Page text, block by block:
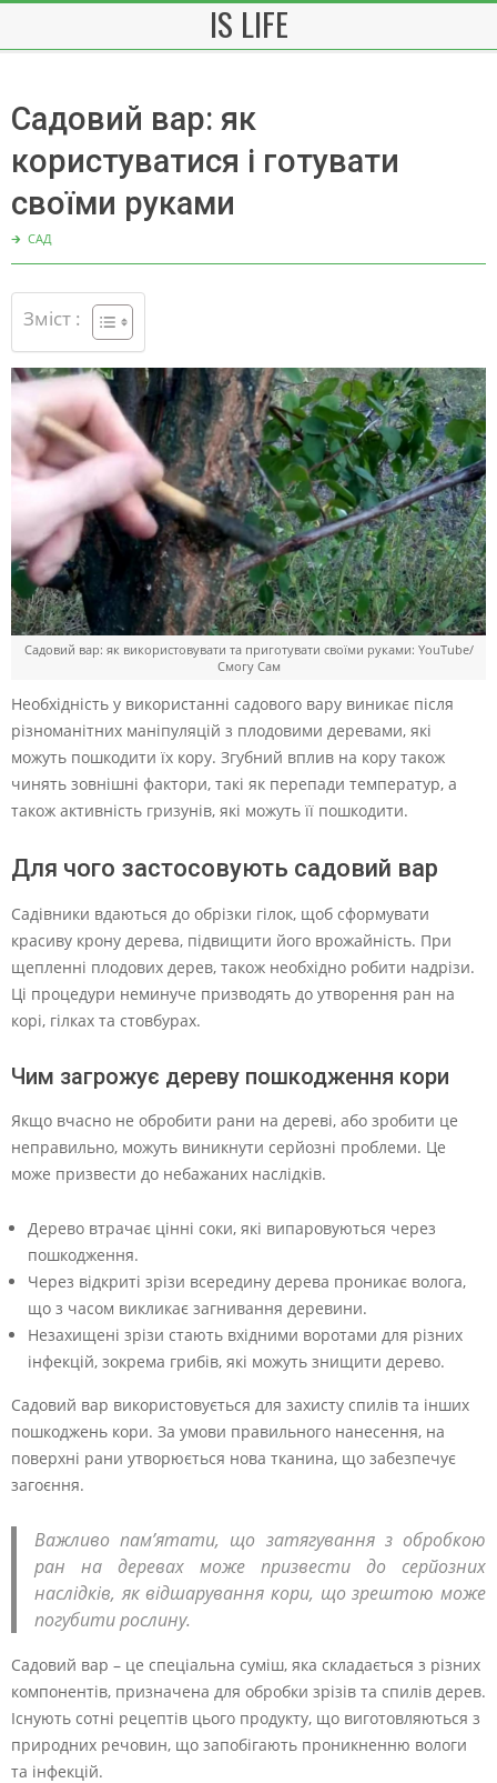
IS LIFE
Садовий вар: як
користуватися і готувати
своїми руками
🡲 САД
Зміст :
Садовий вар: як використовувати та приготувати своїми руками: YouTube/
Смогу Сам
Необхідність у використанні садового вару виникає після
різноманітних маніпуляцій з плодовими деревами, які
можуть пошкодити їх кору. Згубний вплив на кору також
чинять зовнішні фактори, такі як перепади температур, а
також активність гризунів, які можуть її пошкодити.
Для чого застосовують садовий вар
Садівники вдаються до обрізки гілок, щоб сформувати
красиву крону дерева, підвищити його врожайність. При
щепленні плодових дерев, також необхідно робити надрізи.
Ці процедури неминуче призводять до утворення ран на
корі, гілках та стовбурах.
Чим загрожує дереву пошкодження кори
Якщо вчасно не обробити рани на дереві, або зробити це
неправильно, можуть виникнути серйозні проблеми. Це
може призвести до небажаних наслідків.
Дерево втрачає цінні соки, які випаровуються через
пошкодження.
Через відкриті зрізи всередину дерева проникає волога,
що з часом викликає загнивання деревини.
Незахищені зрізи стають вхідними воротами для різних
інфекцій, зокрема грибів, які можуть знищити дерево.
Садовий вар використовується для захисту спилів та інших
пошкоджень кори. За умови правильного нанесення, на
поверхні рани утворюється нова тканина, що забезпечує
загоєння.
Важливо пам’ятати, що затягування з обробкою
ран на деревах може призвести до серйозних
наслідків, як відшарування кори, що зрештою може
погубити рослину.
Садовий вар – це спеціальна суміш, яка складається з різних
компонентів, призначена для обробки зрізів та спилів дерев.
Існують сотні рецептів цього продукту, що виготовляються з
природних речовин, що запобігають проникненню вологи
та інфекцій.